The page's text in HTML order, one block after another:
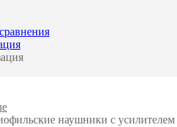
наушники с усилителем